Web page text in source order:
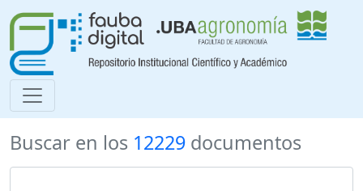
Buscar en los 12229 documentos